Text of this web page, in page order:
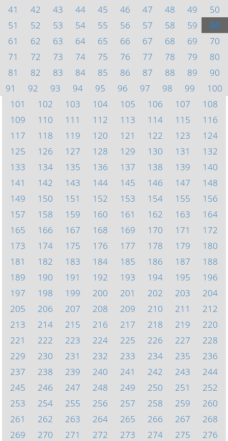
41
42 43 44 45 46 47 48 49
50
51
52 53 54 55 56 57 58 59
60
61
62 63 64 65 66 67 68 69
70
71
72 73 74 75 76 77 78 79
80
81
82 83 84 85 86 87 88 89
90
91
92 93 94 95 96 97 98 99
100
101
102 103 104 105 106 107
108
109
110 111 112 113 114 115
116
117
118 119 120 121 122 123
124
125
126 127 128 129 130 131
132
133
134 135 136 137 138 139
140
141
142 143 144 145 146 147
148
149
150 151 152 153 154 155
156
157
158 159 160 161 162 163
164
165
166 167 168 169 170 171
172
173
174 175 176 177 178 179
180
181
182 183 184 185 186 187
188
189
190 191 192 193 194 195
196
197
198 199 200 201 202 203
204
205
206 207 208 209 210 211
212
213
214 215 216 217 218 219
220
221
222 223 224 225 226 227
228
229
230 231 232 233 234 235
236
237
238 239 240 241 242 243
244
245
246 247 248 249 250 251
252
253
254 255 256 257 258 259
260
261
262 263 264 265 266 267
268
269
270 271 272 273 274 275
276